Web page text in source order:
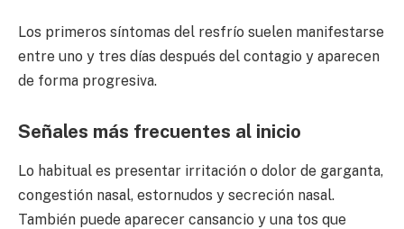
Los primeros síntomas del resfrío suelen manifestarse
entre uno y tres días después del contagio y aparecen
de forma progresiva.
Señales más frecuentes al inicio
Lo habitual es presentar irritación o dolor de garganta,
congestión nasal, estornudos y secreción nasal.
También puede aparecer cansancio y una tos que